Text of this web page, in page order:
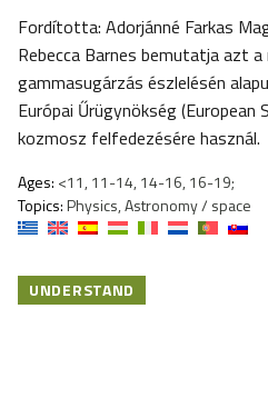
Fordította: Adorjánné Farkas
Rebecca Barnes bemutatja azt
gammasugárzás észlelésén
Európai Űrügynökség (European
kozmosz felfedezésére használ.
Ages: <11, 11-14, 14-16, 16-19;
Topics:Physics, Astronomy / space
UNDERSTAND